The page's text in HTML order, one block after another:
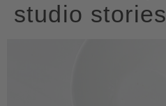
studio stories